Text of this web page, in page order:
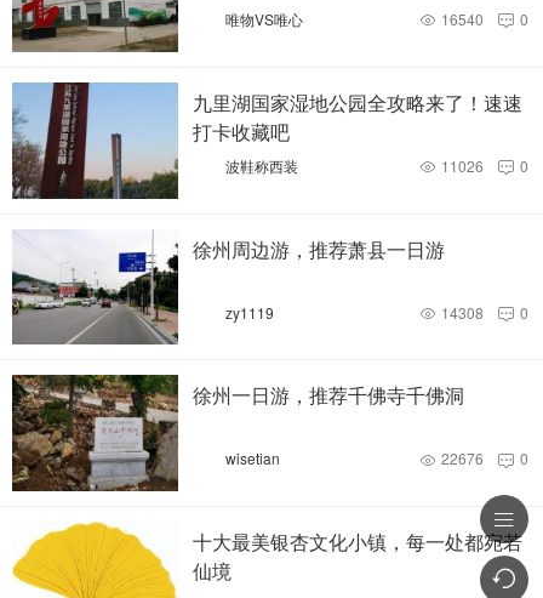
唯物VS唯心  0
 16540
九里湖国家湿地公园全攻略来了！速速
打卡收藏吧
波鞋称西装  0
 11026
徐州周边游，推荐萧县一日游
zy1119  0
 14308
徐州一日游，推荐千佛寺千佛洞
wisetian  0
 22676
十大最美银杏文化小镇，每一处都宛若
仙境

